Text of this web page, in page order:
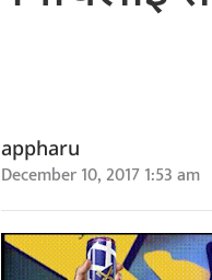
appharu
December 10, 2017 1:53 am